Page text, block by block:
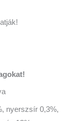
nyerszsír 0,3%,